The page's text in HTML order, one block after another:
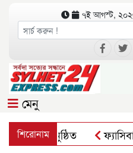
৭ই আগস্ট,
মেনু
শিরোনাম
সভা অনুষ্ঠিত